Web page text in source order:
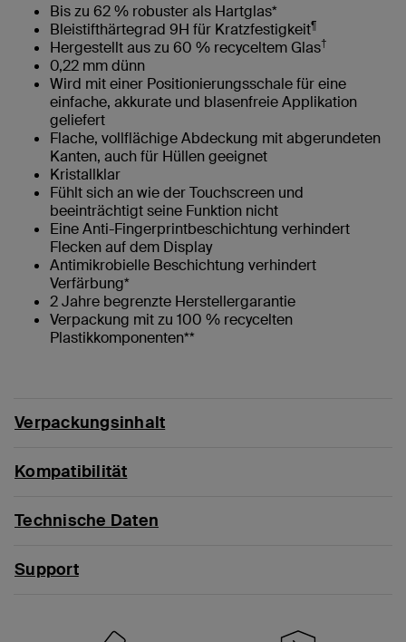
Bis zu 62 % robuster als Hartglas*
Bleistifthärtegrad 9H für Kratzfestigkeit¶
Hergestellt aus zu 60 % recyceltem Glas†
0,22 mm dünn
Wird mit einer Positionierungsschale für eine
einfache, akkurate und blasenfreie Applikation
geliefert
Flache, vollflächige Abdeckung mit abgerundeten
Kanten, auch für Hüllen geeignet
Kristallklar
Fühlt sich an wie der Touchscreen und
beeinträchtigt seine Funktion nicht
Eine Anti-Fingerprintbeschichtung verhindert
Flecken auf dem Display
Antimikrobielle Beschichtung verhindert
Verfärbung*
2 Jahre begrenzte Herstellergarantie
Verpackung mit zu 100 % recycelten
Plastikkomponenten**
Verpackungsinhalt
Kompatibilität
Technische Daten
Support